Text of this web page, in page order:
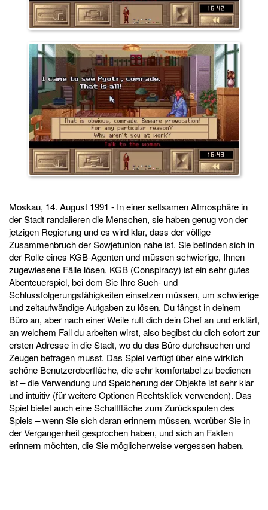
Moskau, 14. August 1991 - In einer seltsamen Atmosphäre in
der Stadt randalieren die Menschen, sie haben genug von der
jetzigen Regierung und es wird klar, dass der völlige
Zusammenbruch der Sowjetunion nahe ist. Sie befinden sich in
der Rolle eines KGB-Agenten und müssen schwierige, Ihnen
zugewiesene Fälle lösen. KGB (Conspiracy) ist ein sehr gutes
Abenteuerspiel, bei dem Sie Ihre Such- und
Schlussfolgerungsfähigkeiten einsetzen müssen, um schwierige
und zeitaufwändige Aufgaben zu lösen. Du fängst in deinem
Büro an, aber nach einer Weile ruft dich dein Chef an und erklärt,
an welchem Fall du arbeiten wirst, also begibst du dich sofort zur
ersten Adresse in die Stadt, wo du das Büro durchsuchen und
Zeugen befragen musst. Das Spiel verfügt über eine wirklich
schöne Benutzeroberfläche, die sehr komfortabel zu bedienen
ist – die Verwendung und Speicherung der Objekte ist sehr klar
und intuitiv (für weitere Optionen Rechtsklick verwenden). Das
Spiel bietet auch eine Schaltfläche zum Zurückspulen des
Spiels – wenn Sie sich daran erinnern müssen, worüber Sie in
der Vergangenheit gesprochen haben, und sich an Fakten
erinnern möchten, die Sie möglicherweise vergessen haben.